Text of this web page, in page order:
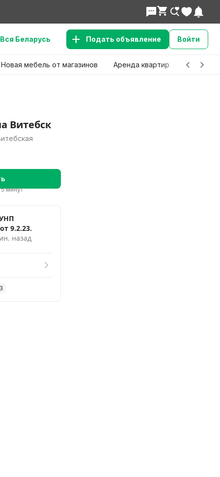
Вся Беларусь Подать объявление Войти
Новая мебель от магазинов Аренда квартир Детские
Витебск
минут
9.2.23.
назад